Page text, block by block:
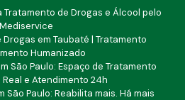
de Drogas e Álcool pelo
em Taubaté | Tratamento
Humanizado
São Paulo: Espaço de Tratamento
e Atendimento 24h
Paulo: Reabilita mais. Há mais